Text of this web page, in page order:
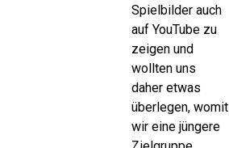
Spielbilder auch
auf YouTube zu
zeigen und
wollten uns
daher etwas
überlegen, womit
wir eine jüngere